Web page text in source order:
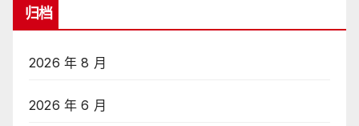
归档
2026 年 8 月
2026 年 6 月